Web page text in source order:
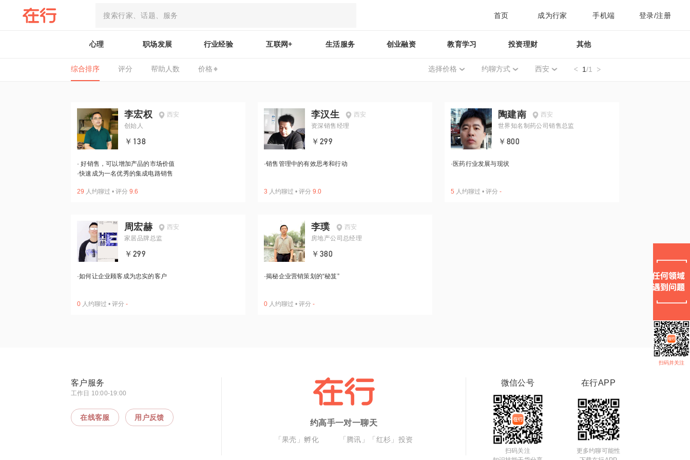
首页 成为行家 手机端 登录/注册
心理 职场发展 行业经验 互联网+ 生活服务 创业融资 教育学习 投资理财 其他
综合排序 评分 帮助人数 价格 选择价格 约聊方式 西安 1/1
李宏权
西安
创始人
￥138
· 好销售，可以增加产品的市场价值
·快速成为一名优秀的集成电路销售
29 人约聊过 • 评分 9.6
李汉生
西安
资深销售经理
￥299
·销售管理中的有效思考和行动
3 人约聊过 • 评分 9.0
陶建南
西安
世界知名制药公司销售总监
￥800
· 医药行业发展与现状
5 人约聊过 • 评分 -
周宏赫
西安
家居品牌总监
￥299
·如何让企业顾客成为忠实的客户
0 人约聊过 • 评分 -
李璞
西安
房地产公司总经理
￥380
·揭秘企业营销策划的“秘笈”
0 人约聊过 • 评分 -
扫码并关注
客户服务
工作日 10:00-19:00
在线客服 用户反馈
约高手一对一聊天
「果壳」孵化 「腾讯」「红杉」投资
微信公号
扫码关注
在行APP
更多约聊可能性